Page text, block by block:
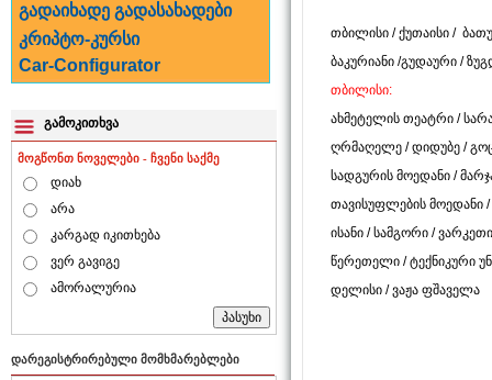
გადაიხადე გადასახადები
კრიპტო-კურსი
Car-Configurator
გამოკითხვა
მოგწონთ ნოველები - ჩვენი საქმე
დიახ
არა
კარგად იკითხება
ვერ გავიგე
ამორალურია
დარეგისტრირებული მომხმარებლები
თბილისი /ქუთაისი /
ბაკურიანი /გუდაური /
თბილისი:
ახმეტელის თეატრი /
ღრმაღელე /დიდუბე /
სადგურის მოედანი /
თავისუფლების მოედანი /
ისანი /სამგორი /
წერეთელი /ტექნიკური
დელისი /ვაჟა ფშაველა